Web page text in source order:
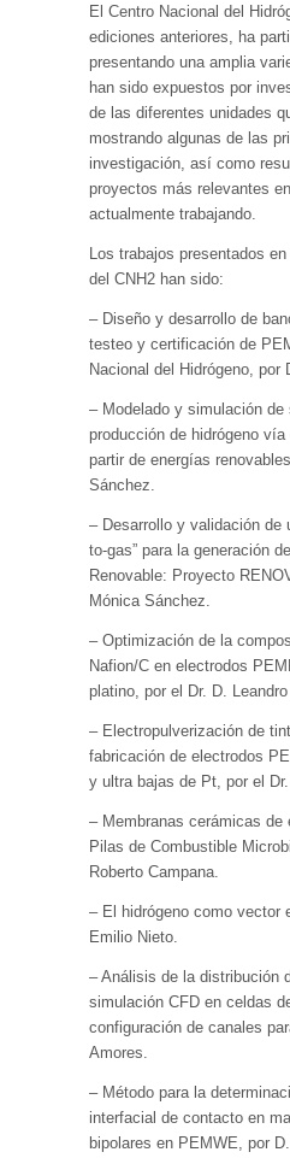
El Centro Nacional del
ediciones anteriores, ha
presentando una amplia
han sido expuestos por
de las diferentes unidades
mostrando algunas de las
investigación, así como
proyectos más relevantes
actualmente trabajando.
Los trabajos presentados
del CNH2 han sido:
– Diseño y desarrollo de
testeo y certificación de
Nacional del Hidrógeno, por
– Modelado y simulación de
producción de hidrógeno
partir de energías
Sánchez.
– Desarrollo y validación de
to-gas” para la generación
Renovable: Proyecto
Mónica Sánchez.
– Optimización de la
Nafion/C en electrodos
platino, por el Dr. D. Leandro
– Electropulverización de
fabricación de electrodos
y ultra bajas de Pt, por el
– Membranas cerámicas de
Pilas de Combustible
Roberto Campana.
– El hidrógeno como vector
Emilio Nieto.
– Análisis de la distribución
simulación CFD en celdas
configuración de canales
Amores.
– Método para la
interfacial de contacto en
bipolares en PEMWE, por